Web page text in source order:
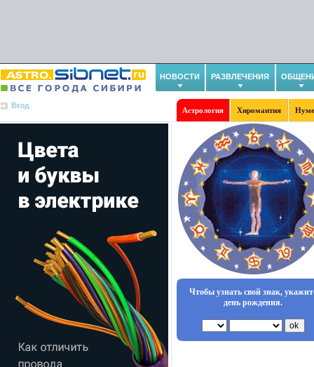
НОВОСТИ РАЗВЛЕЧЕНИЯ
Вход
Астрология Хиромантия
Чтобы узнать свой знак,
день рождения.